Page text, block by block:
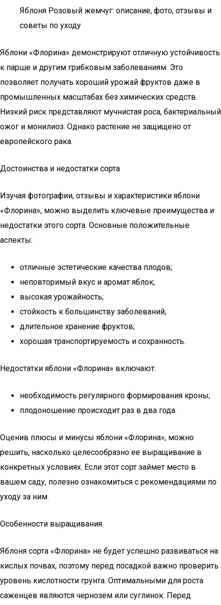
Яблоня Розовый жемчуг: описание, фото, отзывы и
советы по уходу
Яблони «Флорина» демонстрируют отличную устойчивость
к парше и другим грибковым заболеваниям. Это
позволяет получать хороший урожай фруктов даже в
промышленных масштабах без химических средств.
Низкий риск представляют мучнистая роса, бактериальный
ожог и монилиоз. Однако растение не защищено от
европейского рака.
Достоинства и недостатки сорта
Изучая фотографии, отзывы и характеристики яблони
«Флорина», можно выделить ключевые преимущества и
недостатки этого сорта. Основные положительные
аспекты:
отличные эстетические качества плодов;
неповторимый вкус и аромат яблок;
высокая урожайность;
стойкость к большинству заболеваний;
длительное хранение фруктов;
хорошая транспортируемость и сохранность.
Недостатки яблони «Флорина» включают:
необходимость регулярного формирования кроны;
плодоношение происходит раз в два года.
Оценив плюсы и минусы яблони «Флорина», можно
решить, насколько целесообразно ее выращивание в
конкретных условиях. Если этот сорт займет место в
вашем саду, полезно ознакомиться с рекомендациями по
уходу за ним.
Особенности выращивания
Яблоня сорта «Флорина» не будет успешно развиваться на
кислых почвах, поэтому перед посадкой важно проверить
уровень кислотности грунта. Оптимальными для роста
саженцев являются чернозем или суглинок. Перед